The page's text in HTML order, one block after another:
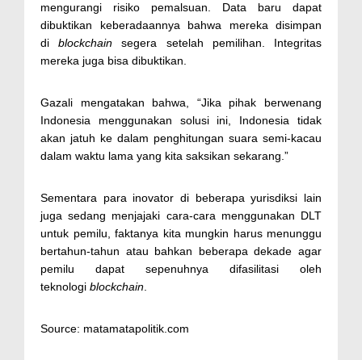
mengurangi risiko pemalsuan. Data baru dapat
dibuktikan keberadaannya bahwa mereka disimpan
diblockchain segera setelah pemilihan. Integritas
mereka juga bisa dibuktikan.
Gazali mengatakan bahwa, “Jika pihak berwenang
Indonesia menggunakan solusi ini, Indonesia tidak
akan jatuh ke dalam penghitungan suara semi-kacau
dalam waktu lama yang kita saksikan sekarang.”
Sementara para inovator di beberapa yurisdiksi lain
juga sedang menjajaki cara-cara menggunakan DLT
untuk pemilu, faktanya kita mungkin harus menunggu
bertahun-tahun atau bahkan beberapa dekade agar
pemilu dapat sepenuhnya difasilitasi oleh
teknologi blockchain
Source: matamatapolitik.com